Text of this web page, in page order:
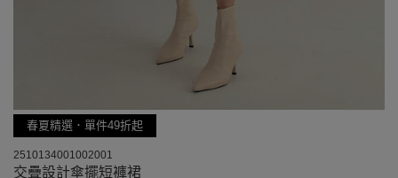
春夏精選．單件49折起
2510134001002001
交疊設計傘擺短褲裙